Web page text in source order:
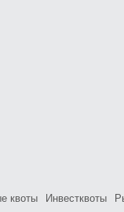
квоты Инвестквоты